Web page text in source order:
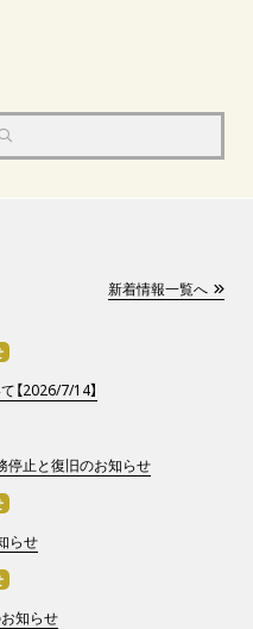
新着情報一覧へ
【2026/7/14】
停止と復旧のお知らせ
らせ
お知らせ